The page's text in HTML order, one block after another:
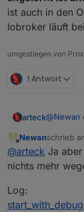
ist auch in den
Iobroker läuft
umgestiegen von
1 Antwort
arteck@Newan
mach mal
Offline
Newanschrieb
zuletzt
@arteck Ja
nichts mehr
Log: